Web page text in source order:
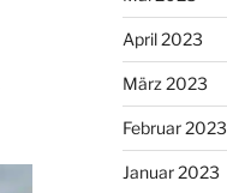
April 2023
März 2023
Februar 2023
Januar 2023